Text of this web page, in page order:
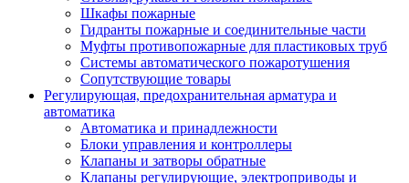
Шкафы пожарные
Гидранты пожарные и соединительные части
Муфты противопожарные для пластиковых труб
Системы автоматического пожаротушения
Сопутствующие товары
Регулирующая, предохранительная арматура и
автоматика
Автоматика и принадлежности
Блоки управления и контроллеры
Клапаны и затворы обратные
Клапаны регулирующие, электроприводы и